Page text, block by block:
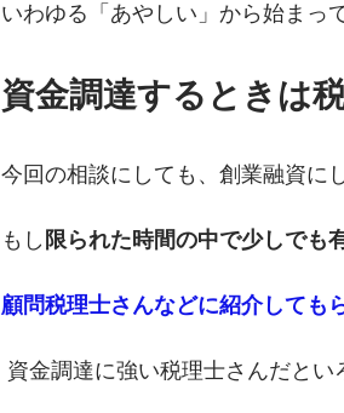
いわゆる「あやしい」から始まっ
資金調達するときは
今回の相談にしても、創業融資に
もし 限られた時間の中で少しでも
顧問税理士さんなどに紹介しても
資金調達に強い税理士さんだと